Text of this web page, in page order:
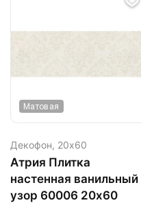
Матовая
Декофон, 20х60
Атрия Плитка
настенная ванильный
узор 60006 20х60